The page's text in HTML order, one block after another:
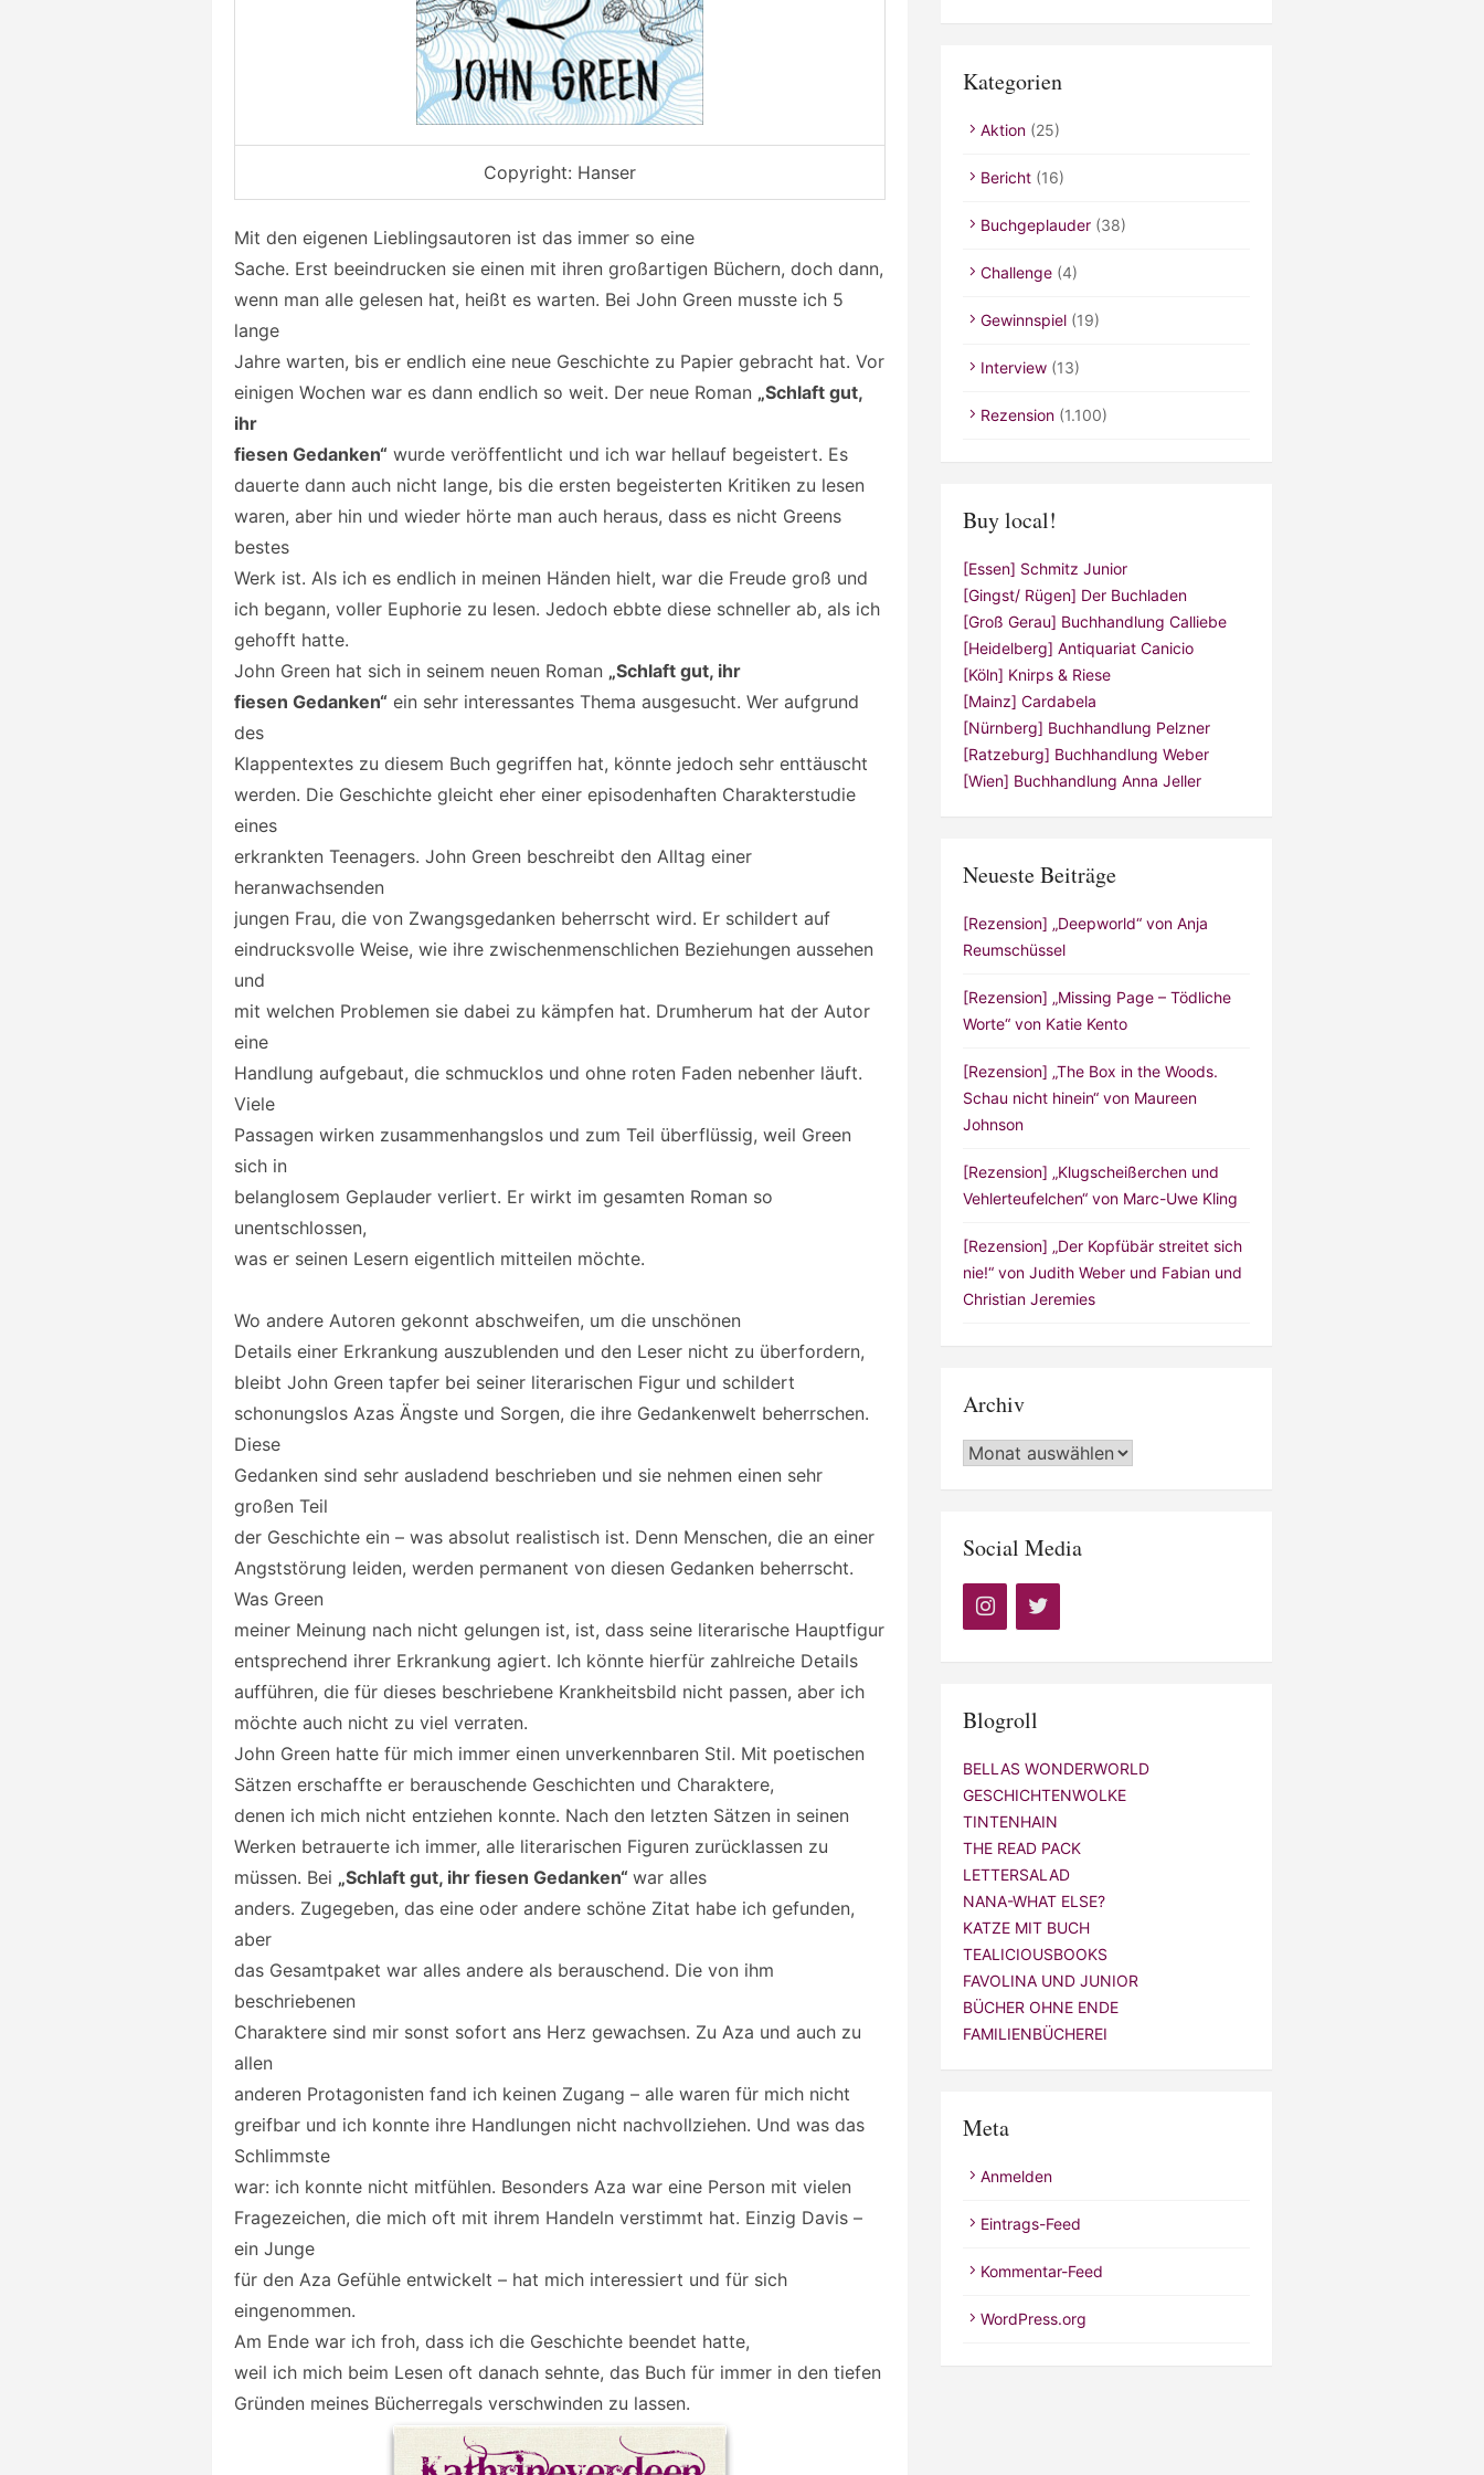
Copyright: Hanser
Mit den eigenen Lieblingsautoren ist das immer so eine
Sache. Erst beeindrucken sie einen mit ihren großartigen Büchern, doch dann,
wenn man alle gelesen hat, heißt es warten. Bei John Green musste ich 5
lange
Jahre warten, bis er endlich eine neue Geschichte zu Papier gebracht hat. Vor
einigen Wochen war es dann endlich so weit. Der neue Roman „Schlaft gut,
ihr
fiesen Gedanken“ wurde veröffentlicht und ich war hellauf begeistert. Es
dauerte dann auch nicht lange, bis die ersten begeisterten Kritiken zu lesen
waren, aber hin und wieder hörte man auch heraus, dass es nicht Greens
bestes
Werk ist. Als ich es endlich in meinen Händen hielt, war die Freude groß und
ich begann, voller Euphorie zu lesen. Jedoch ebbte diese schneller ab, als ich
gehofft hatte.
John Green hat sich in seinem neuen Roman „Schlaft gut, ihr
fiesen Gedanken“ ein sehr interessantes Thema ausgesucht. Wer aufgrund
des
Klappentextes zu diesem Buch gegriffen hat, könnte jedoch sehr enttäuscht
werden. Die Geschichte gleicht eher einer episodenhaften Charakterstudie
eines
erkrankten Teenagers. John Green beschreibt den Alltag einer
heranwachsenden
jungen Frau, die von Zwangsgedanken beherrscht wird. Er schildert auf
eindrucksvolle Weise, wie ihre zwischenmenschlichen Beziehungen aussehen
und
mit welchen Problemen sie dabei zu kämpfen hat. Drumherum hat der Autor
eine
Handlung aufgebaut, die schmucklos und ohne roten Faden nebenher läuft.
Viele
Passagen wirken zusammenhangslos und zum Teil überflüssig, weil Green
sich in
belanglosem Geplauder verliert. Er wirkt im gesamten Roman so
unentschlossen,
was er seinen Lesern eigentlich mitteilen möchte.
Wo andere Autoren gekonnt abschweifen, um die unschönen
Details einer Erkrankung auszublenden und den Leser nicht zu überfordern,
bleibt John Green tapfer bei seiner literarischen Figur und schildert
schonungslos Azas Ängste und Sorgen, die ihre Gedankenwelt beherrschen.
Diese
Gedanken sind sehr ausladend beschrieben und sie nehmen einen sehr
großen Teil
der Geschichte ein – was absolut realistisch ist. Denn Menschen, die an einer
Angststörung leiden, werden permanent von diesen Gedanken beherrscht.
Was Green
meiner Meinung nach nicht gelungen ist, ist, dass seine literarische Hauptfigur
entsprechend ihrer Erkrankung agiert. Ich könnte hierfür zahlreiche Details
aufführen, die für dieses beschriebene Krankheitsbild nicht passen, aber ich
möchte auch nicht zu viel verraten.
John Green hatte für mich immer einen unverkennbaren Stil. Mit poetischen
Sätzen erschaffte er berauschende Geschichten und Charaktere,
denen ich mich nicht entziehen konnte. Nach den letzten Sätzen in seinen
Werken betrauerte ich immer, alle literarischen Figuren zurücklassen zu
müssen. Bei „Schlaft gut, ihr fiesen Gedanken“ war alles
anders. Zugegeben, das eine oder andere schöne Zitat habe ich gefunden,
aber
das Gesamtpaket war alles andere als berauschend. Die von ihm
beschriebenen
Charaktere sind mir sonst sofort ans Herz gewachsen. Zu Aza und auch zu
allen
anderen Protagonisten fand ich keinen Zugang – alle waren für mich nicht
greifbar und ich konnte ihre Handlungen nicht nachvollziehen. Und was das
Schlimmste
war: ich konnte nicht mitfühlen. Besonders Aza war eine Person mit vielen
Fragezeichen, die mich oft mit ihrem Handeln verstimmt hat. Einzig Davis –
ein Junge
für den Aza Gefühle entwickelt – hat mich interessiert und für sich
eingenommen.
Am Ende war ich froh, dass ich die Geschichte beendet hatte,
weil ich mich beim Lesen oft danach sehnte, das Buch für immer in den tiefen
Gründen meines Bücherregals verschwinden zu lassen.
Kategorien
Aktion (25)
Bericht (16)
Buchgeplauder (38)
Challenge (4)
Gewinnspiel (19)
Interview (13)
Rezension (1.100)
Buy local!
[Essen] Schmitz Junior
[Gingst/ Rügen] Der Buchladen
[Groß Gerau] Buchhandlung Calliebe
[Heidelberg] Antiquariat Canicio
[Köln] Knirps & Riese
[Mainz] Cardabela
[Nürnberg] Buchhandlung Pelzner
[Ratzeburg] Buchhandlung Weber
[Wien] Buchhandlung Anna Jeller
Neueste Beiträge
[Rezension] „Deepworld“ von Anja
Reumschüssel
[Rezension] „Missing Page – Tödliche
Worte“ von Katie Kento
[Rezension] „The Box in the Woods.
Schau nicht hinein“ von Maureen
Johnson
[Rezension] „Klugscheißerchen und
Vehlerteufelchen“ von Marc-Uwe Kling
[Rezension] „Der Kopfübär streitet sich
nie!“ von Judith Weber und Fabian und
Christian Jeremies
Archiv
Archiv
Social Media
Blogroll
BELLAS WONDERWORLD
GESCHICHTENWOLKE
TINTENHAIN
THE READ PACK
LETTERSALAD
NANA-WHAT ELSE?
KATZE MIT BUCH
TEALICIOUSBOOKS
FAVOLINA UND JUNIOR
BÜCHER OHNE ENDE
FAMILIENBÜCHEREI
Meta
Anmelden
Eintrags-Feed
Kommentar-Feed
WordPress.org